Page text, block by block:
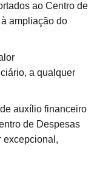
ao Centro de
à ampliação do
a qualquer
auxílio financeiro
de Despesas
excepcional,